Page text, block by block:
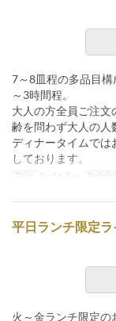
7～8皿程の多品目
～3時間程。
大人の方全員ご注
齢を問わず大人の人
ディナータイムでは
しております。
Dias Sx, Sa, Fer
平日ランチ限定
火～金ランチ限定の